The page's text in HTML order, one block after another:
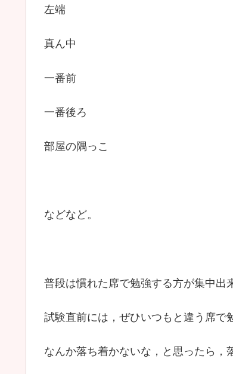
左端
真ん中
一番前
一番後ろ
部屋の隅っこ
などなど。
普段は慣れた席で勉強する方が集中出
試験直前には，ぜひいつもと違う席で
なんか落ち着かないな，と思ったら，